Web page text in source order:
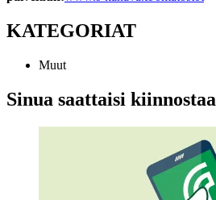
KATEGORIAT
Muut
Sinua saattaisi kiinnostaa